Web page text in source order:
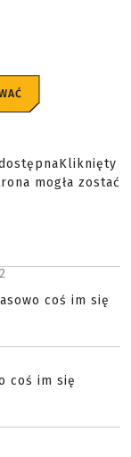
mogła zostać
coś im się
coś im się